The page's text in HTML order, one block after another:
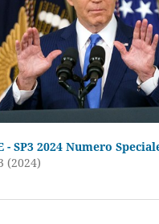
- SP3 2024 Numero
(2024)